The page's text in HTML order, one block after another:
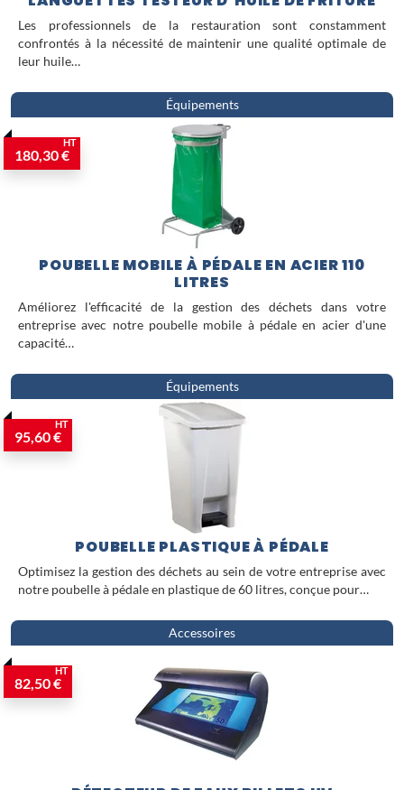
Les professionnels de la restauration sont constamment
confrontés à la nécessité de maintenir une qualité optimale de
leur huile…
Équipements
180,30 €
HT
POUBELLE MOBILE À PÉDALE EN ACIER 110
LITRES
Améliorez l'efficacité de la gestion des déchets dans votre
entreprise avec notre poubelle mobile à pédale en acier d'une
capacité…
Équipements
95,60 €
HT
POUBELLE PLASTIQUE À PÉDALE
Optimisez la gestion des déchets au sein de votre entreprise avec
notre poubelle à pédale en plastique de 60 litres, conçue pour…
Accessoires
82,50 €
HT